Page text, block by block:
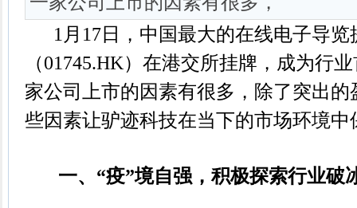
1月17日，中国最大的在线电子导览
（01745.HK）在港交所挂牌，成为行
家公司上市的因素有很多，除了突出
些因素让驴迹科技在当下的市场环境
一、“疫”境自强，积极探索行业破